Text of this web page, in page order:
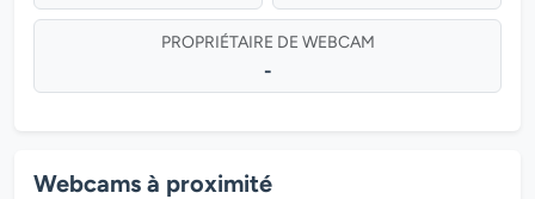
PROPRIÉTAIRE DE WEBCAM
-
Webcams à proximité